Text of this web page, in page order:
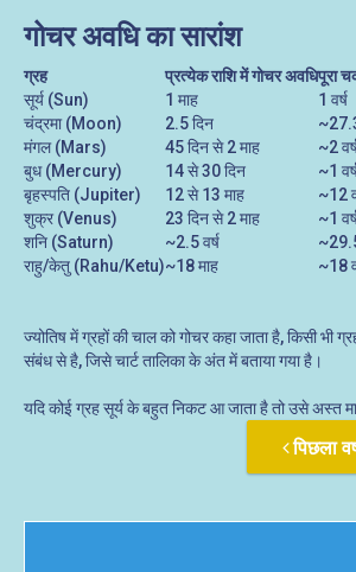
गोचर अवधि का सारांश
ग्रह प्रत्येक राशि में गोचर अवधिपूरा
सूर्य (Sun)
1 माह
1 वर्ष
चंद्रमा (Moon)
2.5 दिन
मंगल (Mars)
45 दिन से 2 माह
~2
बुध (Mercury)
14 से 30 दिन
~1
बृहस्पति (Jupiter)
12 से 13 माह
~12
शुक्र (Venus)
23 दिन से 2 माह
~1
शनि (Saturn)
~2.5 वर्ष
राहु/केतु (Rahu/Ketu)~18 माह ~18
ज्योतिष में ग्रहों की चाल को गोचर कहा जाता है, किसी
संबंध से है, जिसे चार्ट तालिका के अंत में बताया गया है।
यदि कोई ग्रह सूर्य के बहुत निकट आ जाता है तो उसे अस्त
पिछला